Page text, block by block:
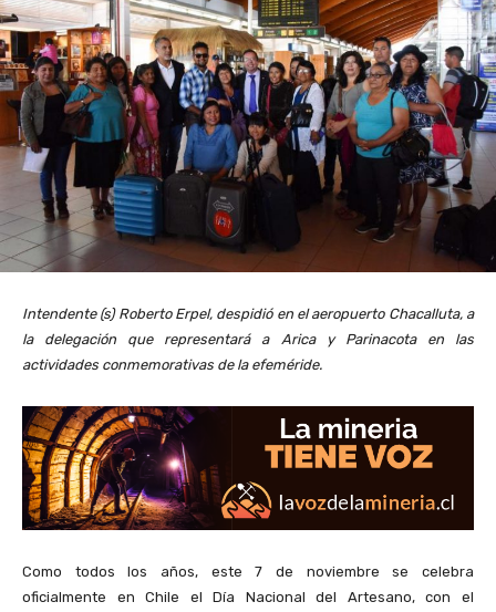
Intendente (s) Roberto Erpel, despidió en el aeropuerto Chacalluta, a
la delegación que representará a Arica y Parinacota en las
actividades conmemorativas de la efeméride.
Como todos los años, este 7 de noviembre se celebra
oficialmente en Chile el Día Nacional del Artesano, con el